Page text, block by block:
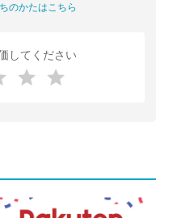
のかたはこちら
してください